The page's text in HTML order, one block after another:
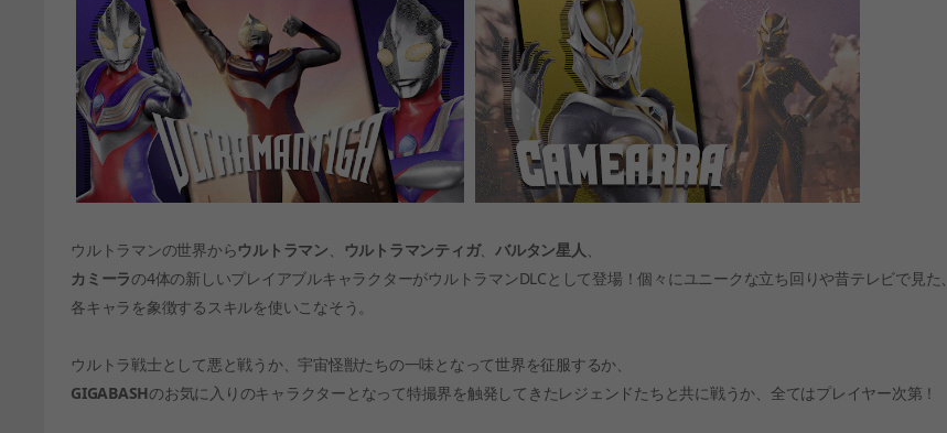
ウルトラマンの世界からウルトラマン、 ウルトラマンティガ、 バルタン星人、
カミーラの4体の新しいプレイアブルキャラクターがウルトラマンDLCとして登場！個々にユニークな立ち回りや昔テレビで見た、
各キャラを象徴するスキルを使いこなそう。
ウルトラ戦士として悪と戦うか、宇宙怪獣たちの一味となって世界を征服するか、
GIGABASHのお気に入りのキャラクターとなって特撮界を触発してきたレジェンドたちと共に戦うか、全てはプレイヤー次第！